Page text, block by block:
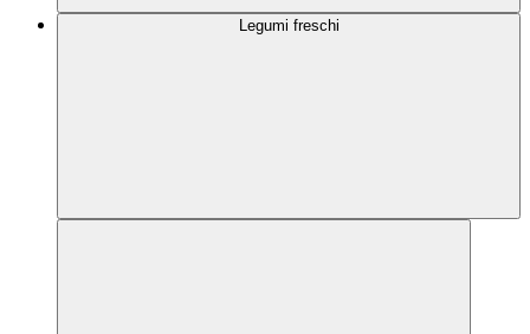
Legumi freschi